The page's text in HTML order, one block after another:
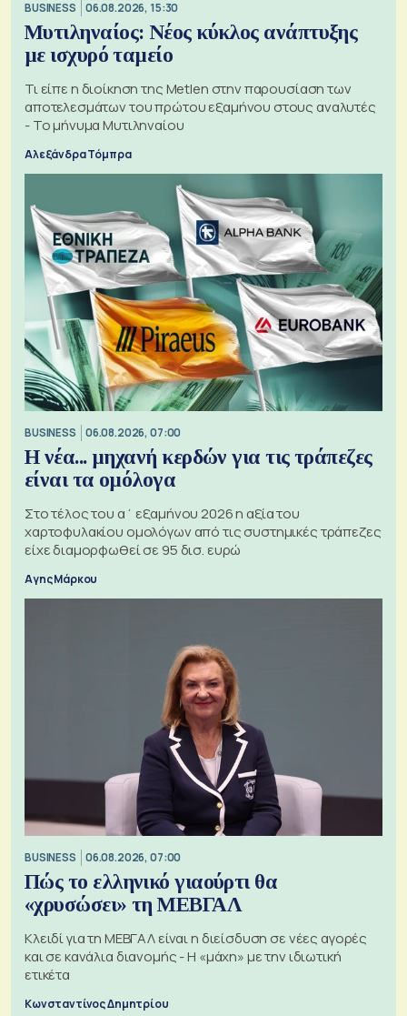
BUSINESS 06.08.2026, 15:30
Μυτιληναίος: Νέος κύκλος ανάπτυξης
με ισχυρό ταμείο
Τι είπε η διοίκηση της Metlen στην παρουσίαση των
αποτελεσμάτων του πρώτου εξαμήνου στους αναλυτές
- Το μήνυμα Μυτιληναίου
Αλεξάνδρα Τόμπρα
BUSINESS 06.08.2026, 07:00
Η νέα... μηχανή κερδών για τις τράπεζες
είναι τα ομόλογα
Στο τέλος του α΄ εξαμήνου 2026 η αξία του
χαρτοφυλακίου ομολόγων από τις συστημικές τράπεζες
είχε διαμορφωθεί σε 95 δισ. ευρώ
Αγης Μάρκου
BUSINESS 06.08.2026, 07:00
Πώς το ελληνικό γιαούρτι θα
«χρυσώσει» τη ΜΕΒΓΑΛ
Κλειδί για τη ΜΕΒΓΑΛ είναι η διείσδυση σε νέες αγορές
και σε κανάλια διανομής - Η «μάχη» με την ιδιωτική
ετικέτα
Κωνσταντίνος Δημητρίου